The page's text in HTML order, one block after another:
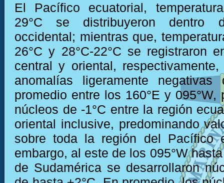
El Pacífico ecuatorial,
29°C se distribuyeron dentro
occidental; mientras que,
26°C y 28°C-22°C se registraron
central y oriental, respectivamente,
anomalías ligeramente
promedio entre los 160°E y 095°W,
núcleos de -1°C entre la región
oriental inclusive, predominando
sobre toda la región del Pacífico
embargo, al este de los 095°W
de Sudamérica se desarrollaron